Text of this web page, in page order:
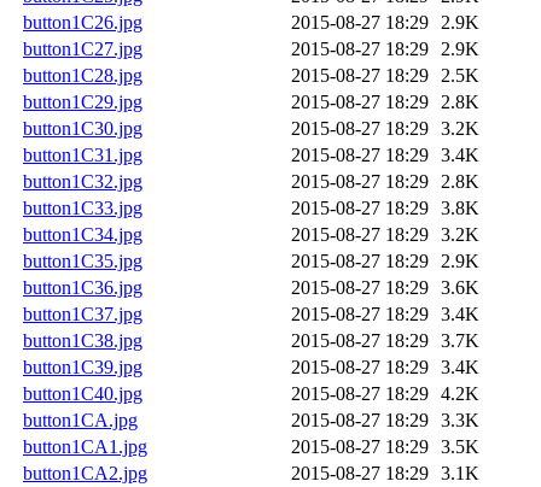
button1C26.jpg
2015-08-27 18:29
2.9K
button1C27.jpg
2015-08-27 18:29
2.9K
button1C28.jpg
2015-08-27 18:29
2.5K
button1C29.jpg
2015-08-27 18:29
2.8K
button1C30.jpg
2015-08-27 18:29 3.2K
button1C31.jpg
2015-08-27 18:29 3.4K
button1C32.jpg
2015-08-27 18:29
2.8K
button1C33.jpg
2015-08-27 18:29 3.8K
button1C34.jpg
2015-08-27 18:29 3.2K
button1C35.jpg
2015-08-27 18:29
2.9K
button1C36.jpg
2015-08-27 18:29 3.6K
button1C37.jpg
2015-08-27 18:29 3.4K
button1C38.jpg
2015-08-27 18:29 3.7K
button1C39.jpg
2015-08-27 18:29 3.4K
button1C40.jpg
2015-08-27 18:29 4.2K
button1CA.jpg
2015-08-27 18:29 3.3K
button1CA1.jpg
2015-08-27 18:29 3.5K
button1CA2.jpg
2015-08-27 18:29 3.1K